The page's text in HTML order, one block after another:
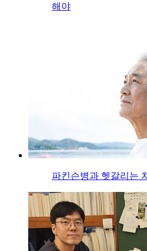
해야
파킨슨병과 헷갈리는